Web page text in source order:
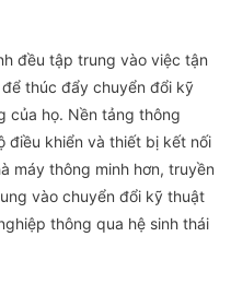
đều tập trung vào việc tận
thúc đẩy chuyển đổi kỹ
của họ. Nền tảng thông
điều khiển và thiết bị kết nối
máy thông minh hơn, truyền
vào chuyển đổi kỹ thuật
thông qua hệ sinh thái